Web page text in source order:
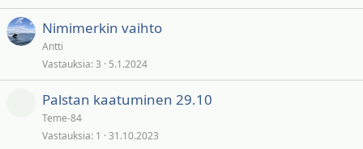
Nimimerkin vaihto
Antti
Vastauksia 3 5.1.2024
Palstan kaatuminen 29.10
Teme-84
Vastauksia 1 31.10.2023